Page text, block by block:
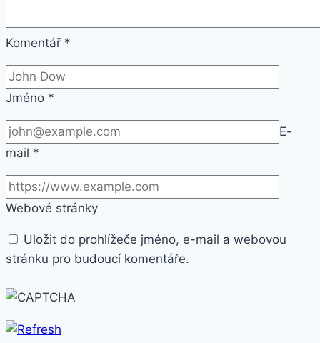
Komentář *
Jméno *
E-
mail *
Webové stránky
Uložit do prohlížeče jméno, e-mail a webovou
stránku pro budoucí komentáře.